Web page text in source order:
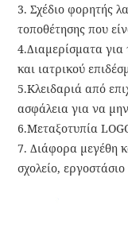
3. Σχέδιο φορητής
τοποθέτησης που
4.Διαμερίσματα
και ιατρικού
5.Κλειδαριά από
ασφάλεια για να
6.Μεταξοτυπία
7. Διάφορα μεγέθη
σχολείο,